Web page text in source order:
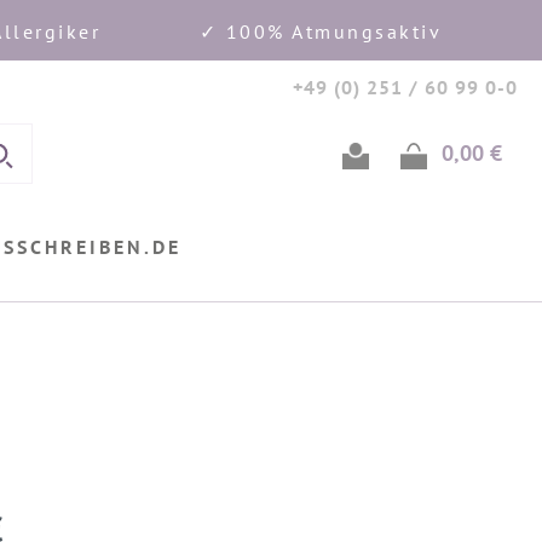
✓ 100% Atmungsaktiv
+49 (0) 251 / 60 99 0-0
0,00 €